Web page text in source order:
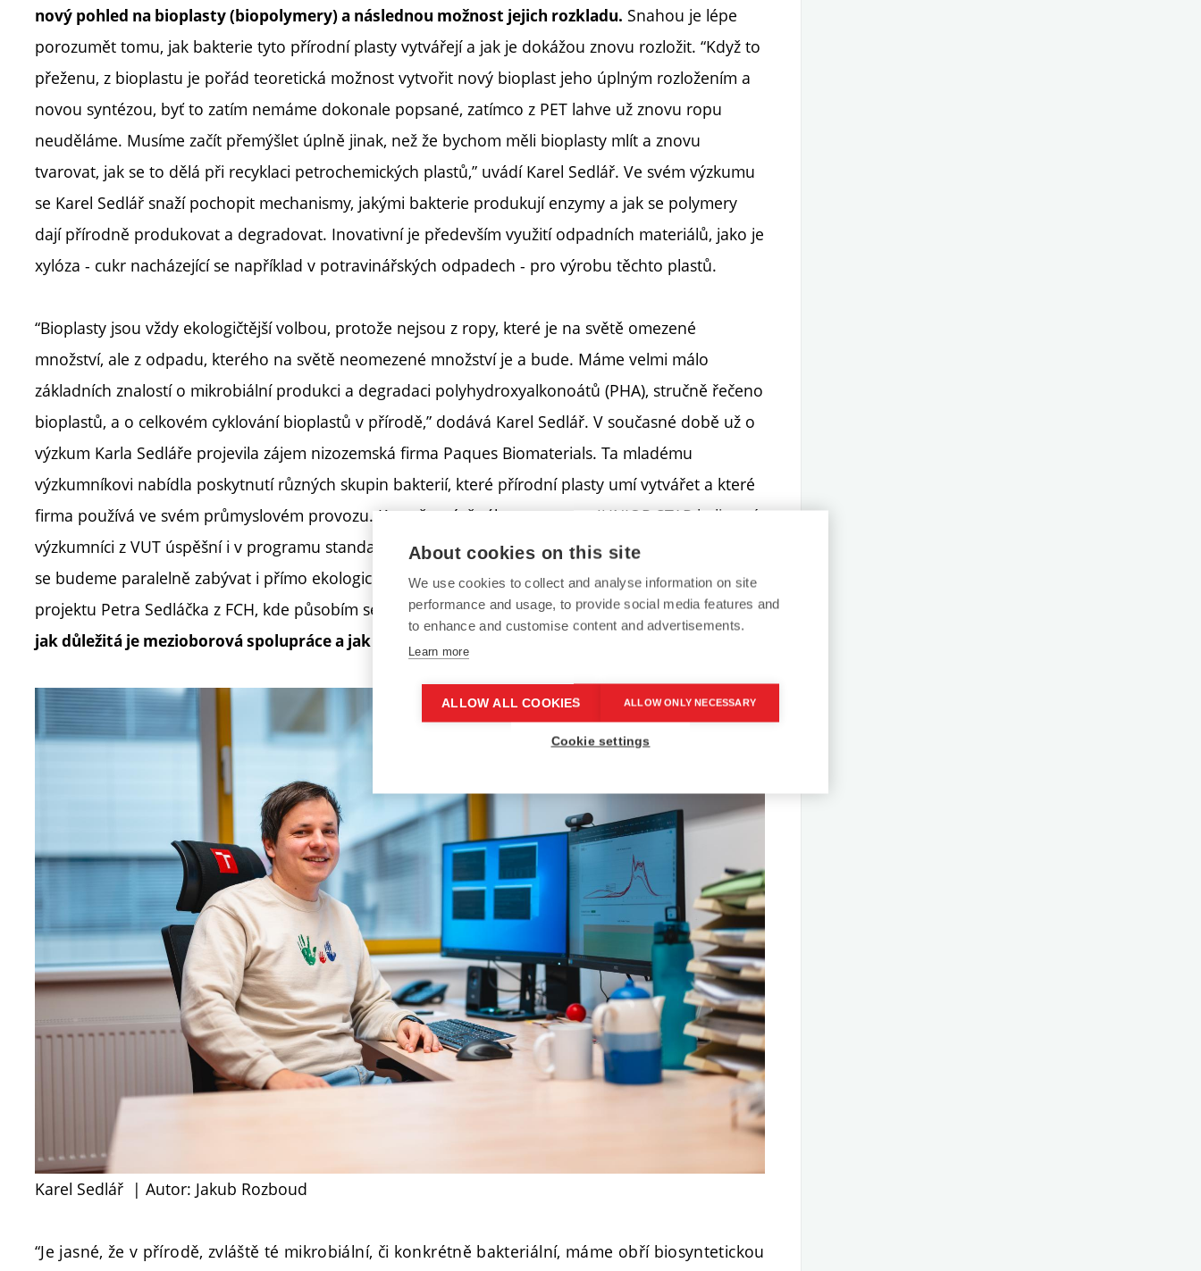
nový pohled na bioplasty (biopolymery) a následnou možnost jejich rozkladu. Snahou je lépe
porozumět tomu, jak bakterie tyto přírodní plasty vytvářejí a jak je dokážou znovu rozložit. “Když to
přeženu, z bioplastu je pořád teoretická možnost vytvořit nový bioplast jeho úplným rozložením a
novou syntézou, byť to zatím nemáme dokonale popsané, zatímco z PET lahve už znovu ropu
neuděláme. Musíme začít přemýšlet úplně jinak, než že bychom měli bioplasty mlít a znovu
tvarovat, jak se to dělá při recyklaci petrochemických plastů,” uvádí Karel Sedlář. Ve svém výzkumu
se Karel Sedlář snaží pochopit mechanismy, jakými bakterie produkují enzymy a jak se polymery
dají přírodně produkovat a degradovat. Inovativní je především využití odpadních materiálů, jako je
xylóza - cukr nacházející se například v potravinářských odpadech - pro výrobu těchto plastů.
“Bioplasty jsou vždy ekologičtější volbou, protože nejsou z ropy, které je na světě omezené
množství, ale z odpadu, kterého na světě neomezené množství je a bude. Máme velmi málo
základních znalostí o mikrobiální produkci a degradaci polyhydroxyalkonoátů (PHA), stručně řečeno
bioplastů, a o celkovém cyklování bioplastů v přírodě,” dodává Karel Sedlář. V současné době už o
výzkum Karla Sedláře projevila zájem nizozemská firma Paques Biomaterials. Ta mladému
výzkumníkovi nabídla poskytnutí různých skupin bakterií, které přírodní plasty umí vytvářet a které
firma používá ve svém průmyslovém provozu. Kromě zmíněného programu JUNIOR STAR byli navíc
výzkumníci z VUT úspěšní i v programu standardních projektů GAČR. „Kromě životního cyklu PHA
se budeme paralelně zabývat i přímo ekologickými dopady biodegradabilních polymerů v rámci
projektu Petra Sedláčka z FCH, kde působím se svým týmem jako spoluřešitel. To pouze dokresluje,
jak důležitá je mezioborová spolupráce a jak zajímavý výzkum přináší
Karel Sedlář | Autor: Jakub Rozboud
“Je jasné, že v přírodě, zvláště té mikrobiální, či konkrétně bakteriální, máme obří biosyntetickou
About cookies on this site
We use cookies to collect and analyse information on site
performance and usage, to provide social media features and
to enhance and customise content and advertisements.
Learn more
ALLOW ALL COOKIES ALLOW ONLY NECESSARY
Cookie settings